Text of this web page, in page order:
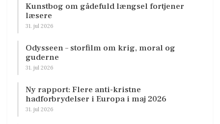
Kunstbog om gådefuld længsel fortjener
læsere
31. jul 2026
Odysseen – storfilm om krig, moral og
guderne
31. jul 2026
Ny rapport: Flere anti-kristne
hadforbrydelser i Europa i maj 2026
31. jul 2026